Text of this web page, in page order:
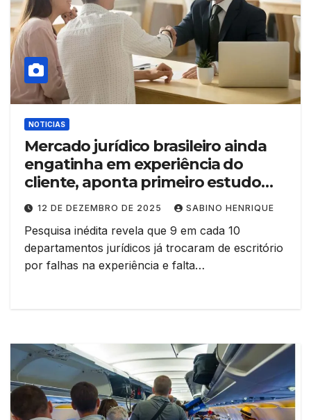
NOTICIAS
Mercado jurídico brasileiro ainda
engatinha em experiência do
cliente, aponta primeiro estudo
nacional sobre o tema
12 DE DEZEMBRO DE 2025 SABINO HENRIQUE
Pesquisa inédita revela que 9 em cada 10
departamentos jurídicos já trocaram de escritório
por falhas na experiência e falta…